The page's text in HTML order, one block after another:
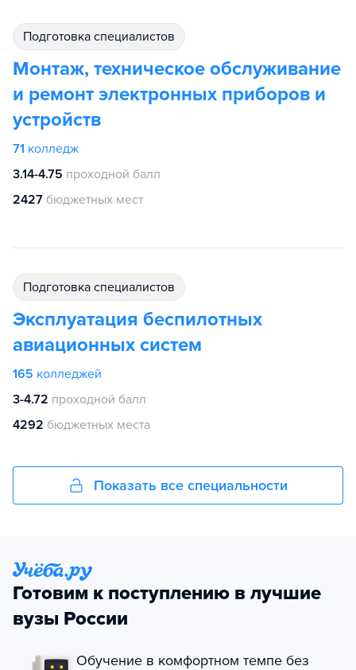
подготовка специалистов
Монтаж, техническое обслуживание
и ремонт электронных приборов и
устройств
71 колледж
3.14-4.75 проходной балл
2427 бюджетных мест
подготовка специалистов
Эксплуатация беспилотных
авиационных систем
165 колледжей
3-4.72 проходной балл
4292 бюджетных места
Показать все специальности
Готовим к поступлению в лучшие
вузы России
Обучение в комфортном темпе без